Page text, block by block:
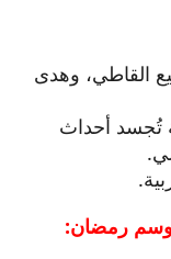
القاطي، وهدى
تُجسد أحداث
موسم رمضان: